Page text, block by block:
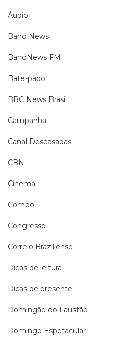
Áudio
Band News
BandNews FM
Bate-papo
BBC News Brasil
Campanha
Canal Descasadas
CBN
Cinema
Combo
Congresso
Correio Braziliense
Dicas de leitura
Dicas de presente
Domingão do Faustão
Domingo Espetacular